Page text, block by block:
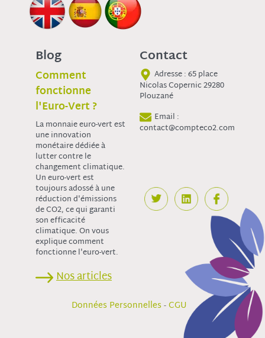
Blog
Comment
fonctionne
l'Euro-Vert ?
La monnaie euro-vert est
une innovation
monétaire dédiée à
lutter contre le
changement climatique.
Un euro-vert est
toujours adossé à une
réduction d'émissions
de CO2, ce qui garanti
son efficacité
climatique. On vous
explique comment
fonctionne l'euro-vert.
Nos articles
Contact
Adresse : 65 place
Nicolas Copernic 29280
Plouzané
Email :
contact@compteco2.com
Données Personnelles-CGU